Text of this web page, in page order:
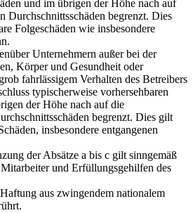
und im übrigen der Höhe nach auf
Durchschnittsschäden begrenzt. Dies
Folgeschäden wie insbesondere
Unternehmern außer bei der
Körper und Gesundheit oder
fahrlässigem Verhalten des Betreibers
typischerweise vorhersehbaren
der Höhe nach auf die
begrenzt. Dies gilt
insbesondere entgangenen
der Absätze a bis c gilt sinngemäß
und Erfüllungsgehilfen des
aus zwingendem nationalem